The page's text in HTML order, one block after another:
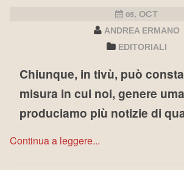
05, OCT
ANDREA ERMANO
EDITORIALI
Chiunque, in tivù, può
misura in cui noi, genere
produciamo più notizie di
Continua a leggere...